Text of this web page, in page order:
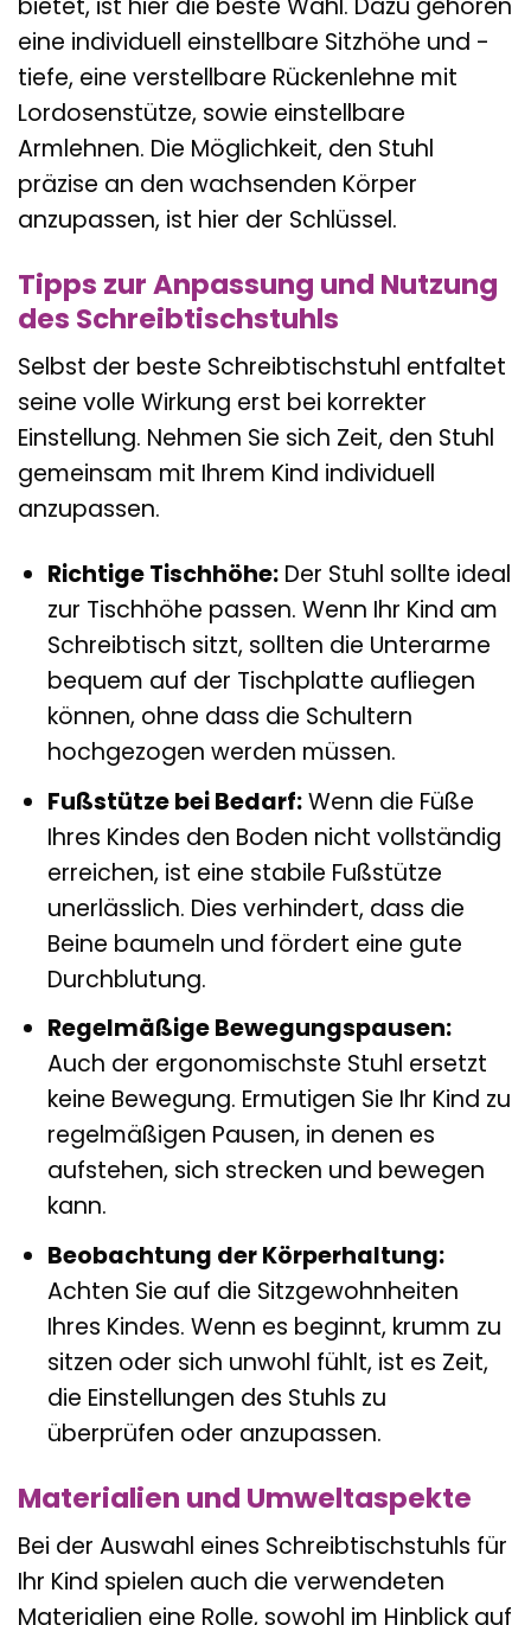
bietet, ist hier die beste Wahl. Dazu gehören
eine individuell einstellbare Sitzhöhe und -
tiefe, eine verstellbare Rückenlehne mit
Lordosenstütze, sowie einstellbare
Armlehnen. Die Möglichkeit, den Stuhl
präzise an den wachsenden Körper
anzupassen, ist hier der Schlüssel.
Tipps zur Anpassung und Nutzung
des Schreibtischstuhls
Selbst der beste Schreibtischstuhl entfaltet
seine volle Wirkung erst bei korrekter
Einstellung. Nehmen Sie sich Zeit, den Stuhl
gemeinsam mit Ihrem Kind individuell
anzupassen.
Richtige Tischhöhe:Der Stuhl sollte ideal
zur Tischhöhe passen. Wenn Ihr Kind am
Schreibtisch sitzt, sollten die Unterarme
bequem auf der Tischplatte aufliegen
können, ohne dass die Schultern
hochgezogen werden müssen.
Fußstütze bei Bedarf:Wenn die Füße
Ihres Kindes den Boden nicht vollständig
erreichen, ist eine stabile Fußstütze
unerlässlich. Dies verhindert, dass die
Beine baumeln und fördert eine gute
Durchblutung.
Regelmäßige Bewegungspausen:
Auch der ergonomischste Stuhl ersetzt
keine Bewegung. Ermutigen Sie Ihr Kind zu
regelmäßigen Pausen, in denen es
aufstehen, sich strecken und bewegen
kann.
Beobachtung der Körperhaltung:
Achten Sie auf die Sitzgewohnheiten
Ihres Kindes. Wenn es beginnt, krumm zu
sitzen oder sich unwohl fühlt, ist es Zeit,
die Einstellungen des Stuhls zu
überprüfen oder anzupassen.
Materialien und Umweltaspekte
Bei der Auswahl eines Schreibtischstuhls für
Ihr Kind spielen auch die verwendeten